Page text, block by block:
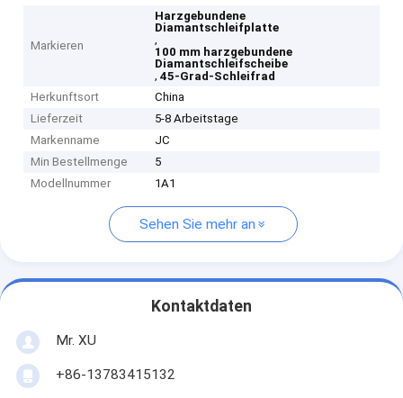
Markieren
Harzgebundene
Diamantschleifplatte
,
100 mm harzgebundene
Diamantschleifscheibe
,45-Grad-Schleifrad
Herkunftsort
China
Lieferzeit
5-8 Arbeitstage
Markenname
JC
Min Bestellmenge
5
Modellnummer
1A1
Sehen Sie mehr an
Kontaktdaten
Mr. XU
+86-13783415132